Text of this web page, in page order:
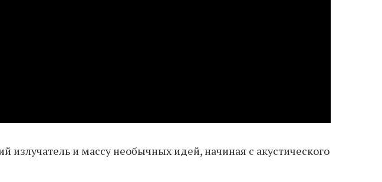
и массу необычных идей, начиная с акустического